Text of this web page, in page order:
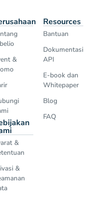
&
&
&
Resources
Bantuan
Dokumentasi
API
E-book dan
Whitepaper
Blog
FAQ